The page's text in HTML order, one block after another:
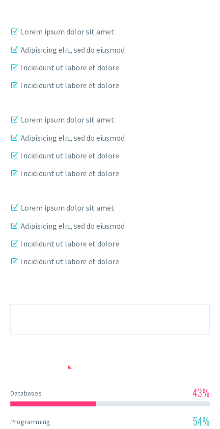
Lorem ipsum dolor sit amet
Adipisicing elit, sed do eiusmod
Incididunt ut labore et dolore
Incididunt ut labore et dolore
Lorem ipsum dolor sit amet
Adipisicing elit, sed do eiusmod
Incididunt ut labore et dolore
Incididunt ut labore et dolore
Lorem ipsum dolor sit amet
Adipisicing elit, sed do eiusmod
Incididunt ut labore et dolore
Incididunt ut labore et dolore
Databases 43%
Programming 54%